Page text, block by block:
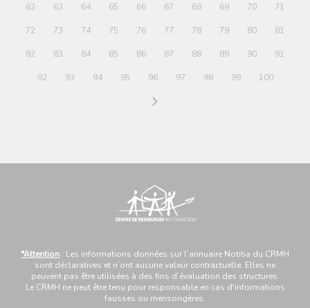
62 63 64 65 66 67 68 69 70 71
72 73 74 75 76 77 78 79 80 81
82 83 84 85 86 87 88 89 90 91
92 93 94 95 96 97 98 99 100
*Attention : Les informations données sur l’annuaire Notitia du CRMH
sont déclaratives et n’ont aucune valeur contractuelle. Elles ne
peuvent pas être utilisées à des fins d’évaluation des structures.
Le CRMH ne peut être tenu pour responsable en cas d'informations
fausses ou mensongères.